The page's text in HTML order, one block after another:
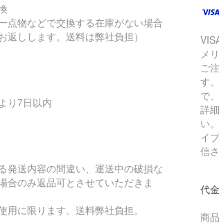
点物などで交換する在庫がない場合
返しします。送料は弊社負担）
り7日以内
発送内容の間違い、運送中の破損な
合のみ返品可とさせていただきま
用に限ります。送料弊社負担。
メ
ご
す
で
詳
い。
イ
信
代
商